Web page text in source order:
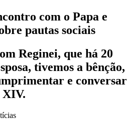
com o Papa e
pautas sociais
Reginei, que há 20
tivemos a bênção,
e conversar
XIV.